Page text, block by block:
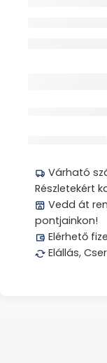
Várható
Részletekért
Vedd át
pontjainkon!
Elérhető
Elállás,